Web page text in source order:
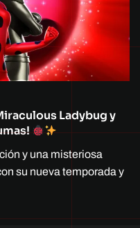
Ladybug y
y una misteriosa
su nueva temporada y